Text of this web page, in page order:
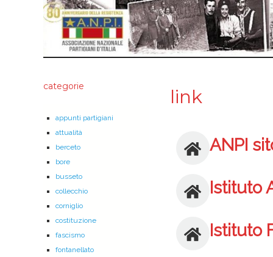
link
ANPI
Istituto
Istituto
categorie
appunti partigiani
attualità
berceto
bore
busseto
collecchio
corniglio
costituzione
fascismo
fontanellato